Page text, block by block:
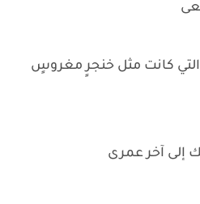
كانت مثل خنجرٍ مغروسٍ
إلى آخر عمرى